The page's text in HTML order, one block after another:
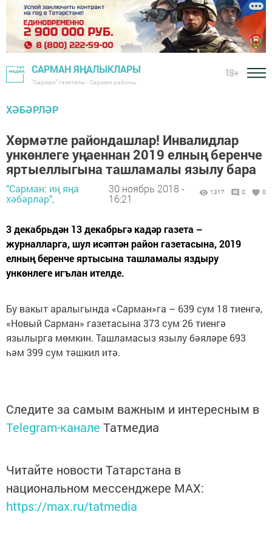
САРМАН ЯҢАЛЫКЛАРЫ
"Сарман" газетасы - Сарман районы
18+
ХӘБӘРЛӘР
Хөрмәтле райондашлар! Инвалидлар
ункөнлеге уңаеннан 2019 елның беренче
яртыеллыгына ташламалы язылу бара
"Сарман: иң яңа
хәбәрләр",
30 ноябрь 2018 -
16:21
1317 0 0
3 декабрьдән 13 декабрьгә кадәр газета –
журналларга, шул исәптән район газетасына, 2019
елның беренче яртысына ташламалы яздыру
ункөнлеге игълан ителде.
Бу вакыт аралыгында «Сарман»га – 639 сум 18 тиенгә,
«Новый Сарман» газетасына 373 сум 26 тиенгә
язылырга мөмкин. Ташламасыз язылу бәяләре 693
һәм 399 сум тәшкил итә.
Следите за самым важным и интересным в
Telegram-канале Татмедиа
Читайте новости Татарстана в
национальном мессенджере MАХ:
https://max.ru/tatmedia